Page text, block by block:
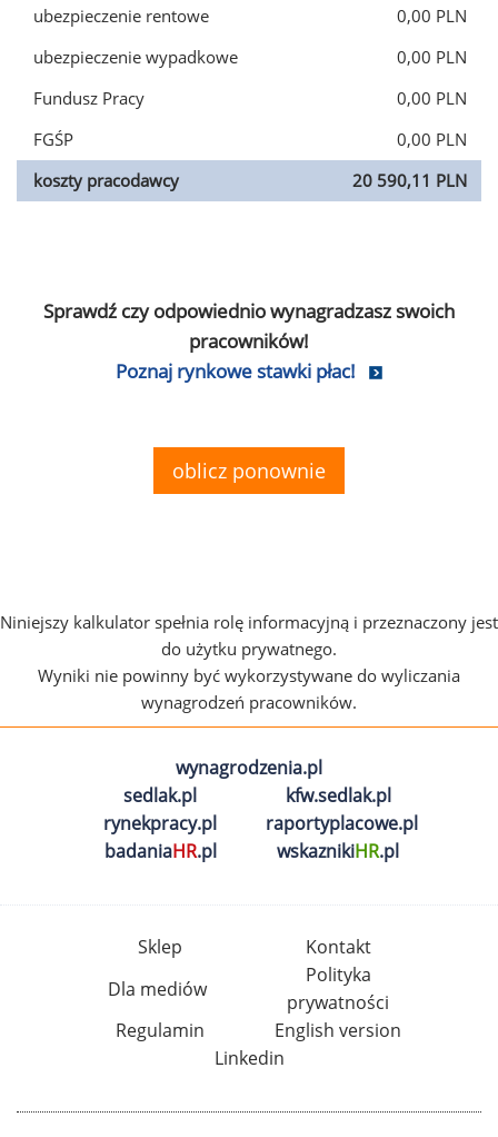
ubezpieczenie rentowe
0,00 PLN
ubezpieczenie wypadkowe
0,00 PLN
Fundusz Pracy
0,00 PLN
FGŚP
0,00 PLN
koszty pracodawcy
20 590,11 PLN
Sprawdź czy odpowiednio wynagradzasz swoich
pracowników!
Poznaj rynkowe stawki płac!
oblicz ponownie
Niniejszy kalkulator spełnia rolę informacyjną i przeznaczony jest
do użytku prywatnego.
Wyniki nie powinny być wykorzystywane do wyliczania
wynagrodzeń pracowników.
wynagrodzenia.pl
sedlak.pl
kfw.sedlak.pl
rynekpracy.pl
raportyplacowe.pl
badaniaHR.pl wskaznikiHR.pl
Sklep
Kontakt
Dla mediów
Polityka
prywatności
Regulamin
English version
Linkedin